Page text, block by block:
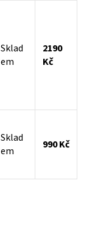
Sklad
em
2190
Kč
Sklad
em
990 Kč